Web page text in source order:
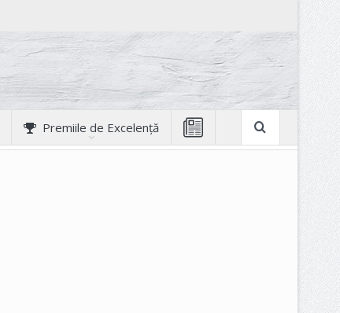
Premiile de Excelență